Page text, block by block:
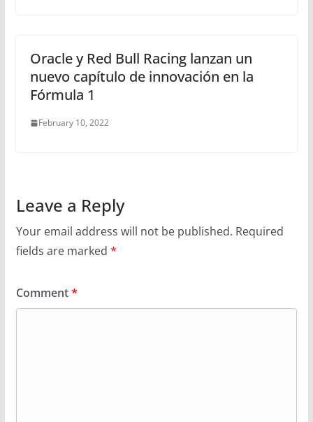
Oracle y Red Bull Racing lanzan un
nuevo capítulo de innovación en la
Fórmula 1
February 10, 2022
Leave a Reply
Your email address will not be published. Required
fields are marked *
Comment*